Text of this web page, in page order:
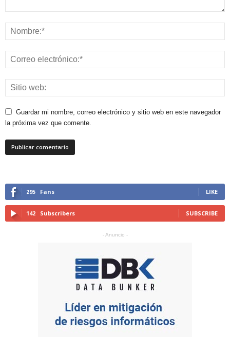
Guardar mi nombre, correo electrónico y sitio web en este navegador
la próxima vez que comente.
295 Fans LIKE
142 Subscribers SUBSCRIBE
- Anuncio -